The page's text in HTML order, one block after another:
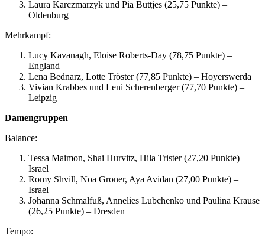
Laura Karczmarzyk und Pia Buttjes (25,75 Punkte) –
Oldenburg
Mehrkampf:
Lucy Kavanagh, Eloise Roberts-Day (78,75 Punkte) –
England
Lena Bednarz, Lotte Tröster (77,85 Punkte) – Hoyerswerda
Vivian Krabbes und Leni Scherenberger (77,70 Punkte) –
Leipzig
Damengruppen
Balance:
Tessa Maimon, Shai Hurvitz, Hila Trister (27,20 Punkte) –
Israel
Romy Shvill, Noa Groner, Aya Avidan (27,00 Punkte) –
Israel
Johanna Schmalfuß, Annelies Lubchenko und Paulina Krause
(26,25 Punkte) – Dresden
Tempo: